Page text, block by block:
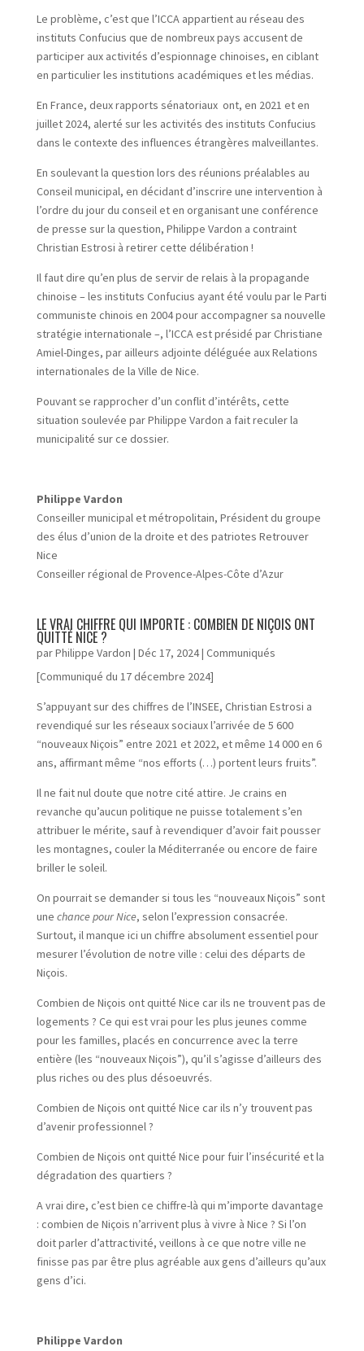
Le problème, c’est que l’ICCA appartient au réseau des
instituts Confucius que de nombreux pays accusent de
participer aux activités d’espionnage chinoises, en ciblant
en particulier les institutions académiques et les médias.
En France, deux rapports sénatoriaux ont, en 2021 et en
juillet 2024, alerté sur les activités des instituts Confucius
dans le contexte des influences étrangères malveillantes.
En soulevant la question lors des réunions préalables au
Conseil municipal, en décidant d’inscrire une intervention à
l’ordre du jour du conseil et en organisant une conférence
de presse sur la question, Philippe Vardon a contraint
Christian Estrosi à retirer cette délibération !
Il faut dire qu’en plus de servir de relais à la propagande
chinoise – les instituts Confucius ayant été voulu par le Parti
communiste chinois en 2004 pour accompagner sa nouvelle
stratégie internationale –, l’ICCA est présidé par Christiane
Amiel-Dinges, par ailleurs adjointe déléguée aux Relations
internationales de la Ville de Nice.
Pouvant se rapprocher d’un conflit d’intérêts, cette
situation soulevée par Philippe Vardon a fait reculer la
municipalité sur ce dossier.
Philippe Vardon
Conseiller municipal et métropolitain, Président du groupe
des élus d’union de la droite et des patriotes Retrouver
Nice
Conseiller régional de Provence-Alpes-Côte d’Azur
LE VRAI CHIFFRE QUI IMPORTE : COMBIEN DE NIÇOIS ONT
QUITTÉ NICE ?
parPhilippe Vardon | Déc 17, 2024| Communiqués
[Communiqué du 17 décembre 2024]
S’appuyant sur des chiffres de l’INSEE, Christian Estrosi a
revendiqué sur les réseaux sociaux l’arrivée de 5 600
“nouveaux Niçois” entre 2021 et 2022, et même 14 000 en 6
ans, affirmant même “nos efforts (…) portent leurs fruits”.
Il ne fait nul doute que notre cité attire. Je crains en
revanche qu’aucun politique ne puisse totalement s’en
attribuer le mérite, sauf à revendiquer d’avoir fait pousser
les montagnes, couler la Méditerranée ou encore de faire
briller le soleil.
On pourrait se demander si tous les “nouveaux Niçois” sont
une chance pour Nice, selon l’expression consacrée.
Surtout, il manque ici un chiffre absolument essentiel pour
mesurer l’évolution de notre ville : celui des départs de
Niçois.
Combien de Niçois ont quitté Nice car ils ne trouvent pas de
logements ? Ce qui est vrai pour les plus jeunes comme
pour les familles, placés en concurrence avec la terre
entière (les “nouveaux Niçois”), qu’il s’agisse d’ailleurs des
plus riches ou des plus désoeuvrés.
Combien de Niçois ont quitté Nice car ils n’y trouvent pas
d’avenir professionnel ?
Combien de Niçois ont quitté Nice pour fuir l’insécurité et la
dégradation des quartiers ?
A vrai dire, c’est bien ce chiffre-là qui m’importe davantage
: combien de Niçois n’arrivent plus à vivre à Nice ? Si l’on
doit parler d’attractivité, veillons à ce que notre ville ne
finisse pas par être plus agréable aux gens d’ailleurs qu’aux
gens d’ici.
Philippe Vardon